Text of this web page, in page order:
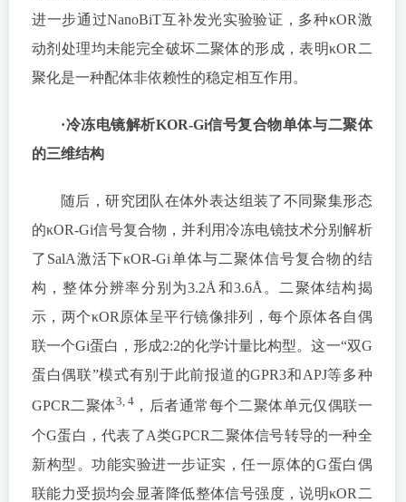
进一步通过NanoBiT互补发光实验验证，多种κOR激
动剂处理均未能完全破坏二聚体的形成，表明κOR二
聚化是一种配体非依赖性的稳定相互作用。
·冷冻电镜解析KOR-Gi信号复合物单体与二聚体
的三维结构
随后，研究团队在体外表达组装了不同聚集形态
的κOR-Gi信号复合物，并利用冷冻电镜技术分别解析
了SalA激活下κOR-Gi单体与二聚体信号复合物的结
构，整体分辨率分别为3.2Å和3.6Å。二聚体结构揭
示，两个κOR原体呈平行镜像排列，每个原体各自偶
联一个Gi蛋白，形成2:2的化学计量比构型。这一“双G
蛋白偶联”模式有别于此前报道的GPR3和APJ等多种
GPCR二聚体3, 4 ，后者通常每个二聚体单元仅偶联一
个G蛋白，代表了A类GPCR二聚体信号转导的一种全
新构型。功能实验进一步证实，任一原体的G蛋白偶
联能力受损均会显著降低整体信号强度，说明κOR二